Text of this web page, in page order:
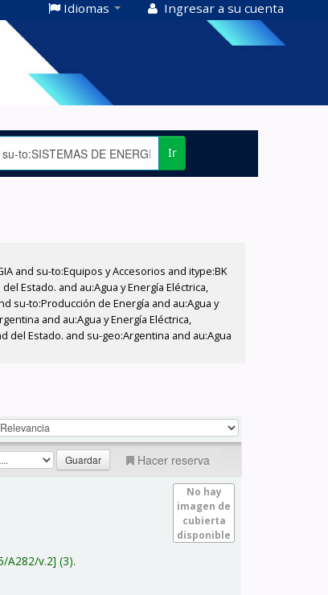
Idiomas Ingresar a su cuenta
Ir
and su-to:Equipos y Accesorios and itype:BK
Estado. and au:Agua y Energía Eléctrica,
su-to:Producción de Energía and au:Agua y
and au:Agua y Energía Eléctrica,
del Estado. and su-geo:Argentina and au:Agua
Hacer reserva
No hay
imagen de
cubierta
disponible
A282/v.2 (3).